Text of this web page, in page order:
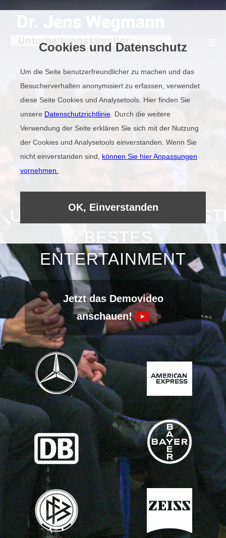
Home
Video
Kundenstimmen
Shows in Englisch
Kontakt
Unverbindlich anfragen:0221 - 80 14 96 0
- BESTES
ENTERTAINMENT
Jetzt das Demovideo
anschauen!
Cookies und Datenschutz
Um die Seite benutzerfreundlicher zu machen und das
Besucherverhalten anonymisiert zu erfassen, verwendet
diese Seite Cookies und Analysetools. Hier finden Sie
unsere Datenschutzrichtlinie . Durch die weitere
Verwendung der Seite erklären Sie sich mit der Nutzung
der Cookies und Analysetools einverstanden. Wenn Sie
nicht einverstanden sind, können Sie hier Anpassungen
vornehmen.
OK, Einverstanden